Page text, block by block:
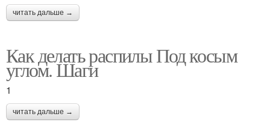
читать дальше →
Как делать распилы Под косым
углом. Шаги
1
читать дальше →